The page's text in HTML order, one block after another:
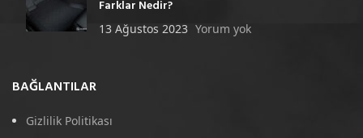
Farklar Nedir?
13 Ağustos 2023 Yorum yok
BAĞLANTILAR
Gizlilik Politikası